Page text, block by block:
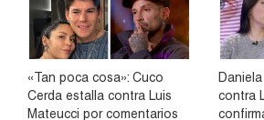
«Tan poca cosa»: Cuco
Cerda estalla contra Luis
Mateucci por comentarios
contra